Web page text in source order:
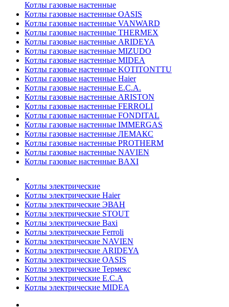
Котлы газовые настенные
Котлы газовые настенные OASIS
Котлы газовые настенные VANWARD
Котлы газовые настенные THERMEX
Котлы газовые настенные ARIDEYA
Котлы газовые настенные MIZUDO
Котлы газовые настенные MIDEA
Котлы газовые настенные KOTITONTTU
Котлы газовые настенные Haier
Котлы газовые настенные E.C.A.
Котлы газовые настенные ARISTON
Котлы газовые настенные FERROLI
Котлы газовые настенные FONDITAL
Котлы газовые настенные IMMERGAS
Котлы газовые настенные ЛЕМАКС
Котлы газовые настенные PROTHERM
Котлы газовые настенные NAVIEN
Котлы газовые настенные BAXI
Котлы электрические
Котлы электрические Haier
Котлы электрические ЭВАН
Котлы электрические STOUT
Котлы электрические Baxi
Котлы электрические Ferroli
Котлы электрические NAVIEN
Котлы электрические ARIDEYA
Котлы электрические OASIS
Котлы электрические Термекс
Котлы электрические E.C.A
Котлы электрические MIDEA